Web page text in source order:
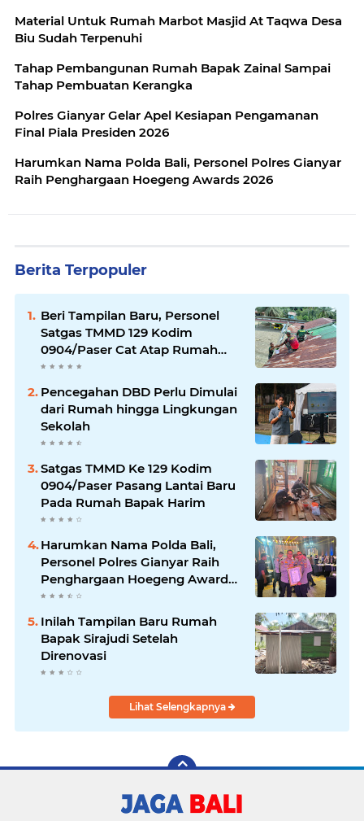
Material Untuk Rumah Marbot Masjid At Taqwa Desa
Biu Sudah Terpenuhi
Tahap Pembangunan Rumah Bapak Zainal Sampai
Tahap Pembuatan Kerangka
Polres Gianyar Gelar Apel Kesiapan Pengamanan
Final Piala Presiden 2026
Harumkan Nama Polda Bali, Personel Polres Gianyar
Raih Penghargaan Hoegeng Awards 2026
Berita Terpopuler
Beri Tampilan Baru, Personel
Satgas TMMD 129 Kodim
0904/Paser Cat Atap Rumah
Marbot
Pencegahan DBD Perlu Dimulai
dari Rumah hingga Lingkungan
Sekolah
Satgas TMMD Ke 129 Kodim
0904/Paser Pasang Lantai Baru
Pada Rumah Bapak Harim
Harumkan Nama Polda Bali,
Personel Polres Gianyar Raih
Penghargaan Hoegeng Awards
2026
Inilah Tampilan Baru Rumah
Bapak Sirajudi Setelah
Direnovasi
Lihat Selengkapnya